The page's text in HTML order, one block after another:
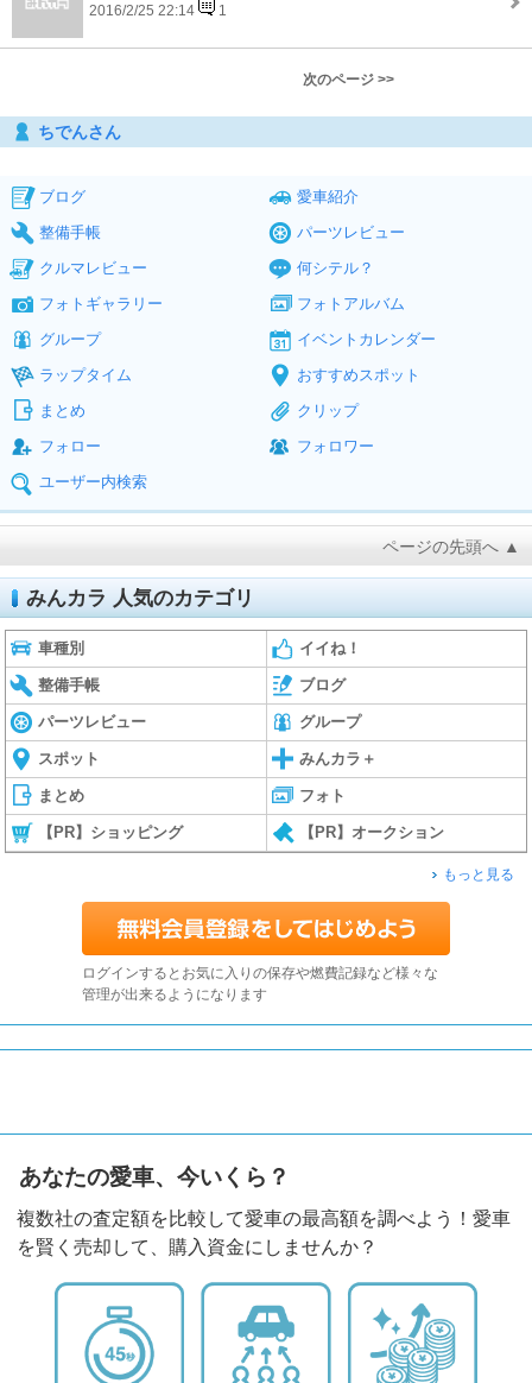
2016/2/25 22:14 1
次のページ >>
ちでんさん
ブログ
愛車紹介
整備手帳
パーツレビュー
クルマレビュー
何シテル？
フォトギャラリー
フォトアルバム
グループ
イベントカレンダー
ラップタイム
おすすめスポット
まとめ
クリップ
フォロー
フォロワー
ユーザー内検索
ページの先頭へ ▲
みんカラ 人気のカテゴリ
車種別 イイね！
整備手帳 ブログ
パーツレビュー グループ
スポット みんカラ＋
まとめ フォト
【PR】ショッピング 【PR】オークション
もっと見る
ログインするとお気に入りの保存や燃費記録など様々な
管理が出来るようになります
あなたの愛車、今いくら？
複数社の査定額を比較して愛車の最高額を調べよう！愛車
を賢く売却して、購入資金にしませんか？